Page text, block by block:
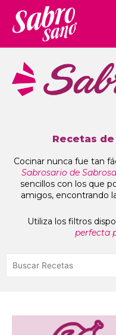
Recetas
Cocinar nunca fue tan
Sabrosario de
sencillos con los que
amigos, encontrando
Utiliza los filtros
perfecta